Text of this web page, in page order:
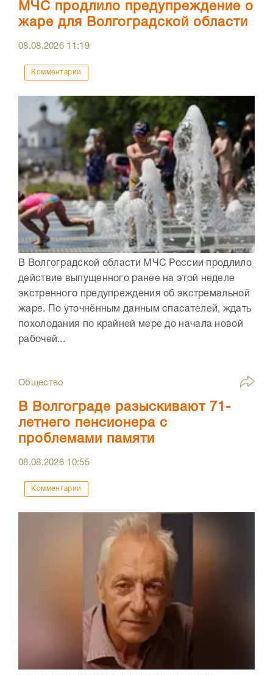
МЧС продлило предупреждение о
жаре для Волгоградской области
08.08.2026 11:19
Комментарии
В Волгоградской области МЧС России продлило
действие выпущенного ранее на этой неделе
экстренного предупреждения об экстремальной
жаре. По уточнённым данным спасателей, ждать
похолодания по крайней мере до начала новой
рабочей...
Общество
В Волгограде разыскивают 71-
летнего пенсионера с
проблемами памяти
08.08.2026 10:55
Комментарии